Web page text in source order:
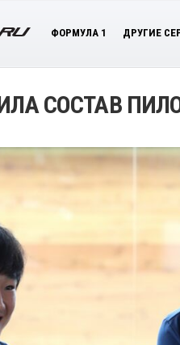
ФОРМУЛА 1 ДРУГИЕ
СОСТАВ